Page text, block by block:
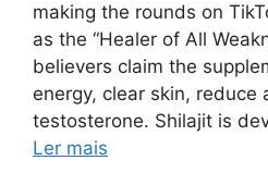
making the rounds on
as the “Healer of All
believers claim the
energy, clear skin, reduce
testosterone. Shilajit is
Ler mais